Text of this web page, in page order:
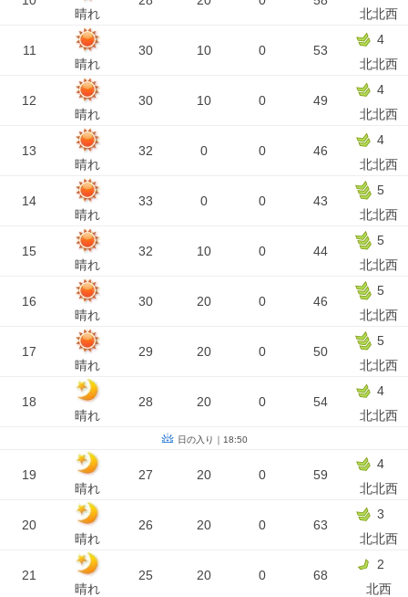
晴れ
北北西
11
晴れ
30 10 0 53
4
北北西
12
晴れ
30 10 0 49
4
北北西
13
晴れ
32 0 0 46
4
北北西
14
晴れ
33 0 0 43
5
北北西
15
晴れ
32 10 0 44
5
北北西
16
晴れ
30 20 0 46
5
北北西
17
晴れ
29 20 0 50
5
北北西
18
晴れ
28 20 0 54
4
北北西
日の入り｜18:50
19
晴れ
27 20 0 59
4
北北西
20
晴れ
26 20 0 63
3
北北西
21
晴れ
25 20 0 68
2
北西